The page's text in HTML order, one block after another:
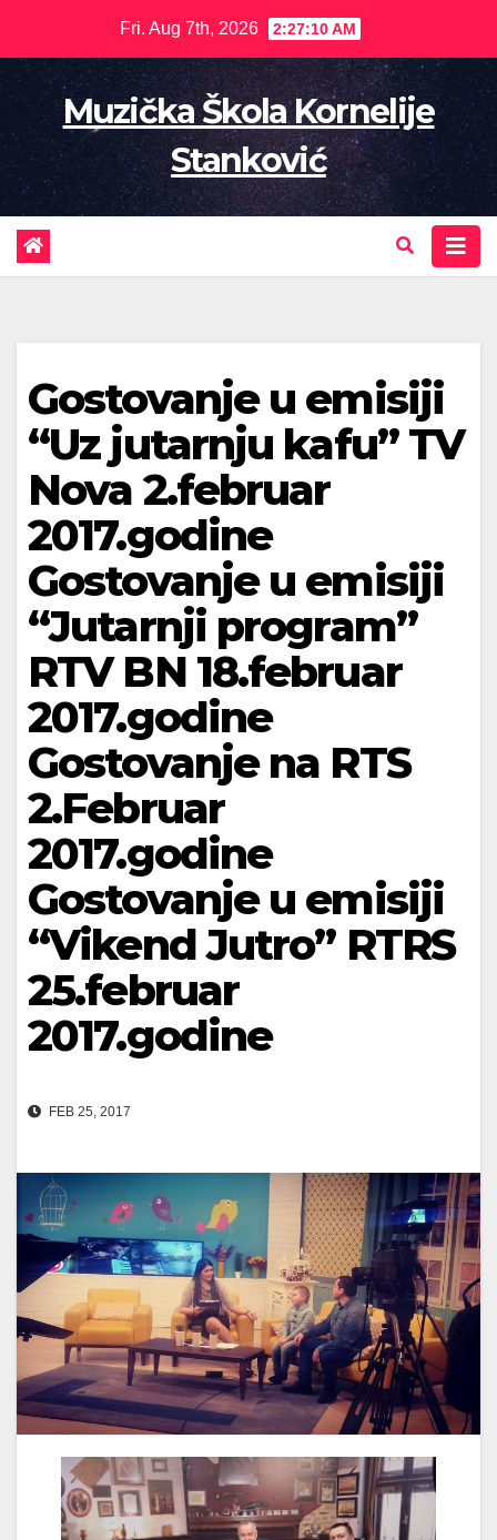
content
Fri. Aug 7th, 2026 2:27:11 AM
Muzička Škola Kornelije
Stanković
Gostovanje u emisiji
“Uz jutarnju kafu” TV
Nova 2.februar
2017.godine
Gostovanje u emisiji
“Jutarnji program”
RTV BN 18.februar
2017.godine
Gostovanje na RTS
2.Februar
2017.godine
Gostovanje u emisiji
“Vikend Jutro” RTRS
25.februar
2017.godine
FEB 25, 2017